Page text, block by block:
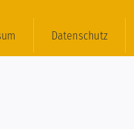
Datenschutz